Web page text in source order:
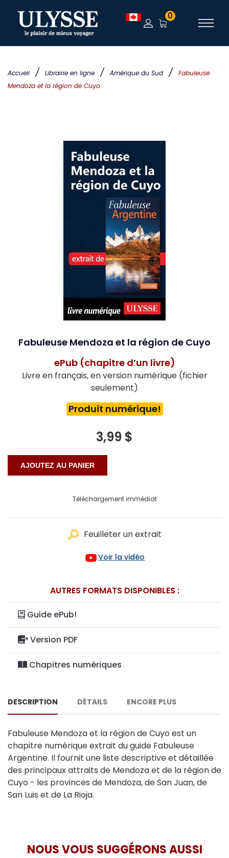
Accueil / Librairie en ligne / Amérique du Sud /
Fabuleuse
Mendoza et la région de Cuyo
0
Fabuleuse Mendoza et la région de Cuyo
ePub (chapitre d’un livre)
Livre en français, en version numérique (fichier
seulement)
Produit numérique!
3,99 $
Téléchargement immédiat
Feuilleter un extrait
Voir la vidéo
AUTRES FORMATS DISPONIBLES :
Guide ePub!
Version PDF
Chapitres numériques
DESCRIPTION DÉTAILS ENCORE PLUS
Fabuleuse Mendoza et la région de Cuyo est un
chapitre numérique extrait du guide Fabuleuse
Argentine. Il fournit une liste descriptive et détaillée
des principaux attraits de Mendoza et de la région de
Cuyo - les provinces de Mendoza, de San Juan, de
San Luis et de La Rioja.
NOUS VOUS SUGGÉRONS AUSSI